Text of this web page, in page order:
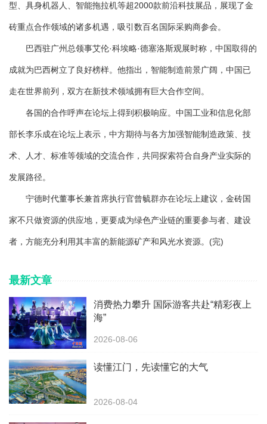
型、具身机器人、智能拖拉机等超2000款前沿科技展品，展现了金
砖重点合作领域的诸多机遇，吸引数百名国际采购商参会。
巴西驻广州总领事艾伦·科埃略·德塞洛斯观展时称，中国取得的
成就为巴西树立了良好榜样。他指出，智能制造前景广阔，中国已
走在世界前列，双方在新技术领域拥有巨大合作空间。
各国的合作呼声在论坛上得到积极响应。中国工业和信息化部
部长李乐成在论坛上表示，中方期待与各方加强智能制造政策、技
术、人才、标准等领域的交流合作，共同探索符合自身产业实际的
发展路径。
宁德时代董事长兼首席执行官曾毓群亦在论坛上建议，金砖国
家不只做资源的供应地，更要成为绿色产业链的重要参与者、建设
者，方能充分利用其丰富的新能源矿产和风光水资源。(完)
最新文章
消费热力攀升 国际游客共赴“精彩夜上
海”
2026-08-06
读懂江门，先读懂它的大气
2026-08-04